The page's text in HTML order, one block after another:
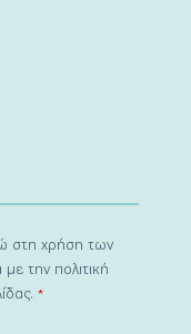
στη χρήση των
την πολιτική
*